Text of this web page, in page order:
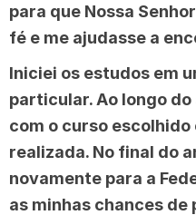
para que Nossa
fé e me ajudasse a
Iniciei os estudos em
particular. Ao longo
com o curso escolhido
realizada. No final do
novamente para a
as minhas chances de